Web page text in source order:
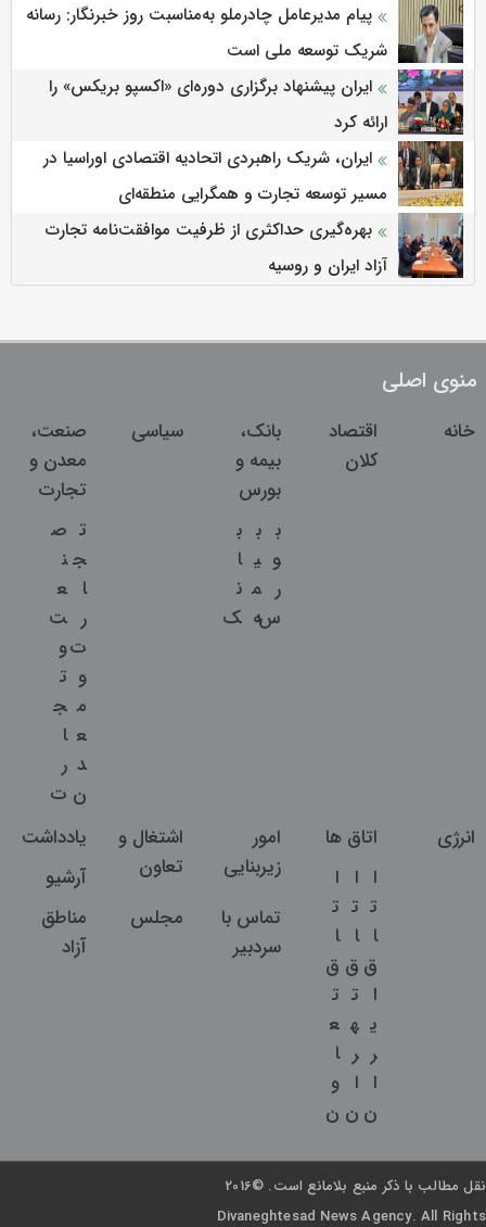
پیام مدیرعامل چادرملو به‌مناسبت روز خبرنگار: رسانه
شریک توسعه ملی است
ایران پیشنهاد برگزاری دوره‌ای «اکسپو بریکس» را
ارائه کرد
ایران، شریک راهبردی اتحادیه اقتصادی اوراسیا در
مسیر توسعه تجارت و همگرایی منطقه‌ای
بهره‌گیری حداکثری از ظرفیت موافقت‌نامه تجارت
آزاد ایران و روسیه
منوی اصلی
خانه
اقتصاد
کلان
بانک،
بیمه و
بورس
ب
و
ر
س
ب
ی
م
ه
ب
ا
ن
ک
سیاسی
صنعت،
معدن و
تجارت
ت
ج
ا
ر
ت
و
م
ع
د
ن
ص
ن
ع
ت
و
ت
ج
ا
ر
ت
انرژی
اتاق ها
ا
ت
ا
ق
ا
ی
ر
ا
ن
ا
ت
ا
ق
ت
ه
ر
ا
ن
ا
ت
ا
ق
ت
ع
ا
و
ن
امور
زیربنایی
اشتغال و
تعاون
یادداشت
آرشیو
تماس با
سردبیر
مجلس
مناطق
آزاد
نقل مطالب با ذکر منبع بلامانع است. ©2016
Divaneghtesad News Agency. All Rights